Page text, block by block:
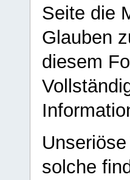
Seite die
Glauben
diesem
solche